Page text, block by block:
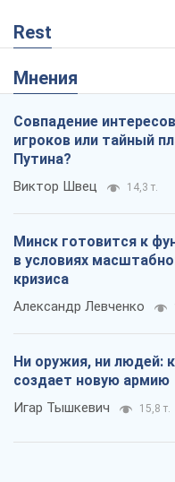
Rest
Мнения
Совпадение
игроков или тайный
Путина?
Виктор Швец 14,3 т.
Минск готовится к
в условиях
кризиса
Александр Левченко
Ни оружия, ни людей:
создает новую армию
Игар Тышкевич 15,8 т.